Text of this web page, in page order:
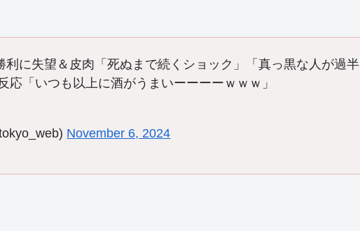
利に失望＆皮肉「死ぬまで続くショック」「真っ黒な人が過半
「いつも以上に酒がうまいーーーーｗｗｗ」
November 6, 2024